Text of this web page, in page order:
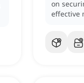
on
effective